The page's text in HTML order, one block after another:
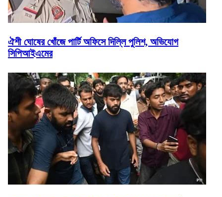
ঐশী ঘোষের খোঁজে পার্টি অফিসে দিল্লি পুলিশ, অভিযোগ
সিপিআইএমের